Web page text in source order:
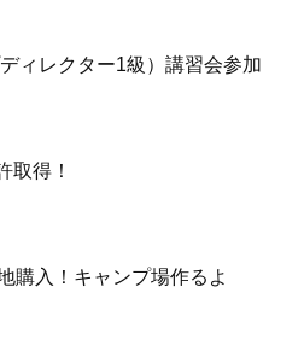
ィレクター1級）講習会参加
取得！
購入！キャンプ場作るよ